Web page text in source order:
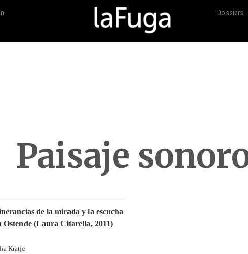
Dossiers
Paisaje
de la mirada y la escucha
Ostende (Laura Citarella, 2011)
Kratje